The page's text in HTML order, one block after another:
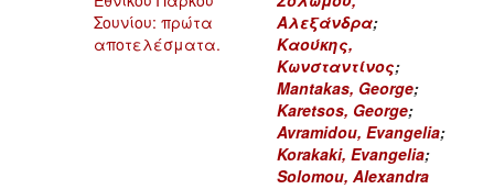
Σουνίου: πρώτα
αποτελέσματα.
Αλεξάνδρα;
Καούκης,
Κωνσταντίνος;
Mantakas, George;
Karetsos, George;
Avramidou, Evangelia;
Korakaki, Evangelia;
Solomou, Alexandra